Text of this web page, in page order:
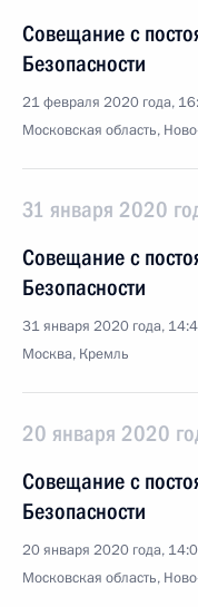
Совещание с
Безопасности
21 февраля 2020 года,
Московская область,
31 января 2020
Совещание с
Безопасности
31 января 2020 года,
Москва, Кремль
20 января 2020
Совещание с
Безопасности
20 января 2020 года,
Московская область,